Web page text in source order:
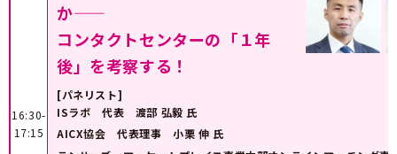
16:30-
17:15
か――
コンタクトセンターの「１年
後」を考察する！
[パネリスト]
ISラボ 代表 渡部 弘毅 氏
AICX協会 代表理事 小栗 伸 氏